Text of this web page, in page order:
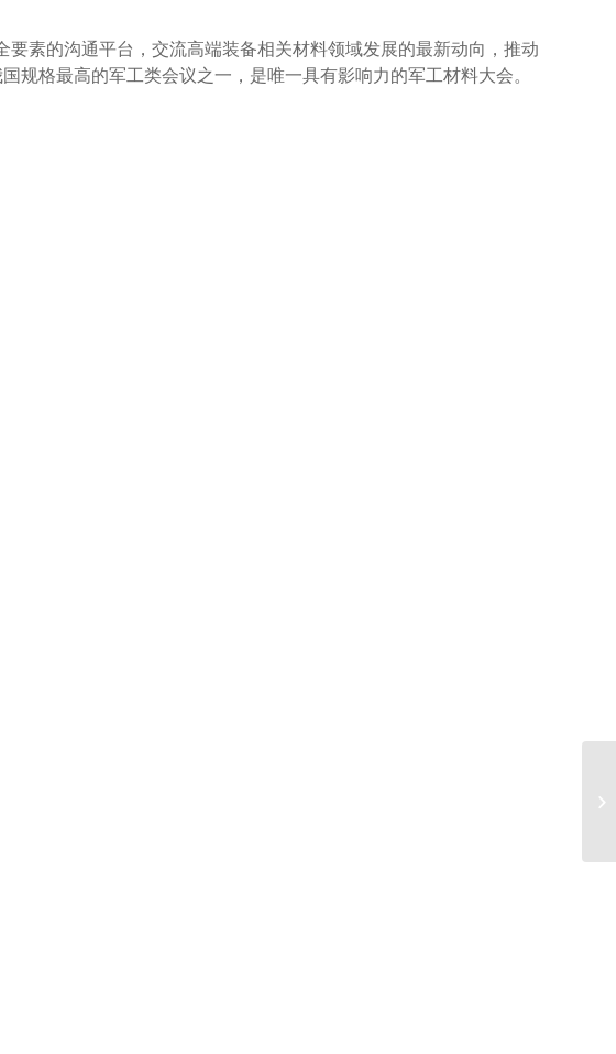
要素的沟通平台，交流高端装备相关材料领域发展的最新动向，推动
格最高的军工类会议之一，是唯一具有影响力的军工材料大会。